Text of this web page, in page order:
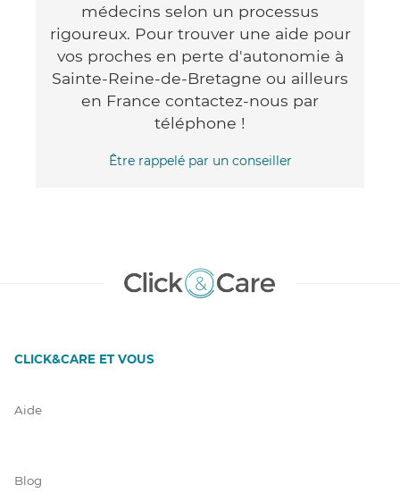
médecins selon un processus
rigoureux. Pour trouver une aide pour
vos proches en perte d'autonomie à
Sainte-Reine-de-Bretagne ou ailleurs
en France contactez-nous par
téléphone !
Être rappelé par un conseiller
CLICK&CARE ET VOUS
Aide
Blog